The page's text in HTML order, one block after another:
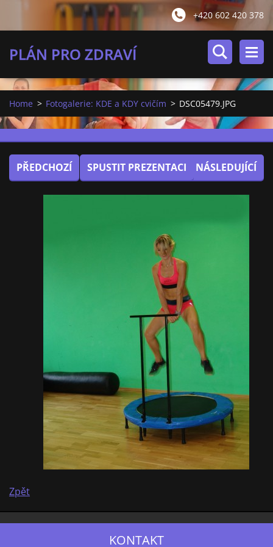
+420 602 420 378
PLÁN PRO ZDRAVÍ
Home > Fotogalerie: KDE a KDY cvičím > DSC05479.JPG
PŘEDCHOZÍ SPUSTIT PREZENTACI NÁSLEDUJÍCÍ
Zpět
KONTAKT